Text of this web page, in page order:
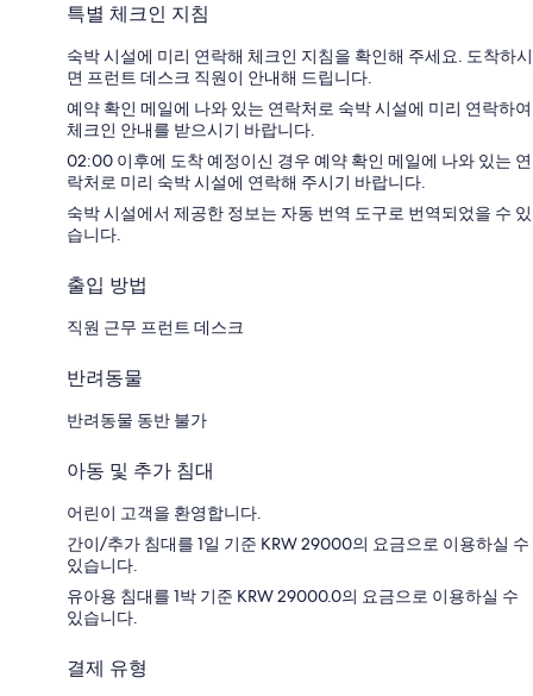
특별 체크인 지침
숙박 시설에 미리 연락해 체크인 지침을 확인해 주세요. 도착하시
면 프런트 데스크 직원이 안내해 드립니다.
예약 확인 메일에 나와 있는 연락처로 숙박 시설에 미리 연락하여
체크인 안내를 받으시기 바랍니다.
02:00 이후에 도착 예정이신 경우 예약 확인 메일에 나와 있는 연
락처로 미리 숙박 시설에 연락해 주시기 바랍니다.
숙박 시설에서 제공한 정보는 자동 번역 도구로 번역되었을 수 있
습니다.
출입 방법
직원 근무 프런트 데스크
반려동물
반려동물 동반 불가
아동 및 추가 침대
어린이 고객을 환영합니다.
간이/추가 침대를 1일 기준 KRW 29000의 요금으로 이용하실 수
있습니다.
유아용 침대를 1박 기준 KRW 29000.0의 요금으로 이용하실 수
있습니다.
결제 유형